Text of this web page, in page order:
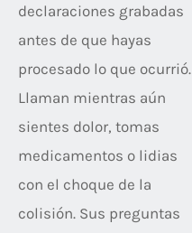
declaraciones grabadas
antes de que hayas
procesado lo que ocurrió.
Llaman mientras aún
sientes dolor, tomas
medicamentos o lidias
con el choque de la
colisión. Sus preguntas